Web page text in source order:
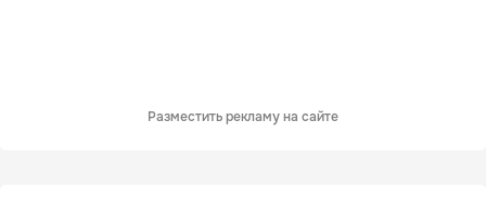
Разместить рекламу на сайте